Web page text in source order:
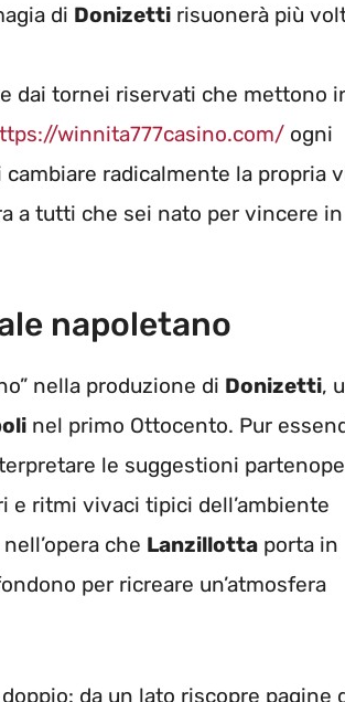
di Donizetti risuonerà più
dai tornei riservati che mettono
winnita777casino.com/ ogni
radicalmente la propria
a tutti che sei nato per vincere in
napoletano
nella produzione di Donizetti,
nel primo Ottocento. Pur
le suggestioni
e ritmi vivaci tipici dell’ambiente
che Lanzillotta porta in
per ricreare un’atmosfera
da un lato riscopre pagine